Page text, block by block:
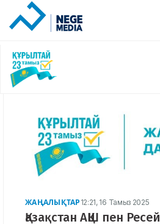
ЖАҢАЛЫҚТАР 12:21, 16 Тамыз 2025
Қазақстан АҚШ пен Ресей